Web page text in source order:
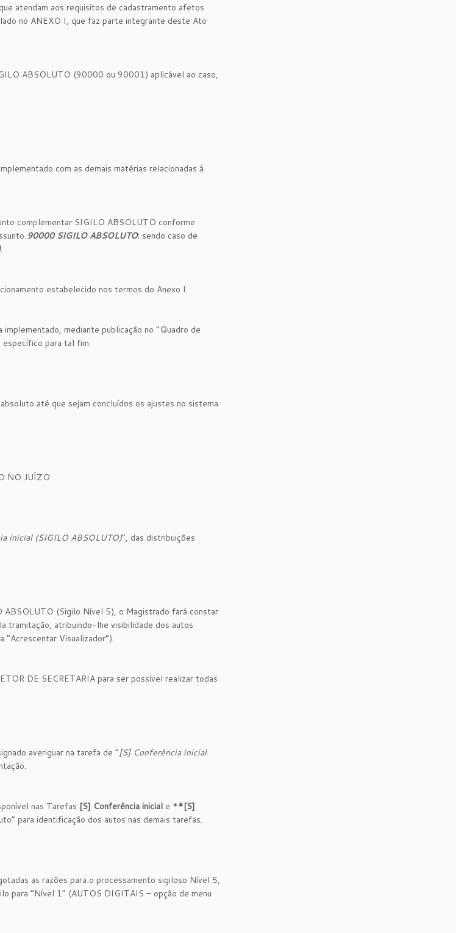
atendam aos requisitos de cadastramento afetos
no ANEXO I, que faz parte integrante deste Ato
ABSOLUTO (90000 ou 90001) aplicável ao caso,
com as demais matérias relacionadas à
complementar SIGILO ABSOLUTO conforme
90000 SIGILO ABSOLUTO; sendo caso de
.
estabelecido nos termos do Anexo I.
mediante publicação no “Quadro de
específico para tal fim.
até que sejam concluídos os ajustes no sistema
NO JUÍZO
inicial (SIGILO ABSOLUTO)”, das distribuições
ABSOLUTO (Sigilo Nível 5), o Magistrado fará constar
tramitação, atribuindo-lhe visibilidade dos autos
“Acrescentar Visualizador”).
DE SECRETARIA para ser possível realizar todas
averiguar na tarefa de “[S] Conferência inicial
nas Tarefas [S] Conferência inicial e **[S]
para identificação dos autos nas demais tarefas.
as razões para o processamento sigiloso Nível 5,
para “Nível 1” (AUTOS DIGITAIS – opção de menu